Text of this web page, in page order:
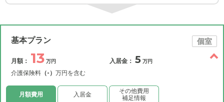
基本プラン 個室
月額： 13 万円
介護保険料 （-） 万円を含む
入居金： 5 万円
月額費用 入居金
その他費用
補足情報